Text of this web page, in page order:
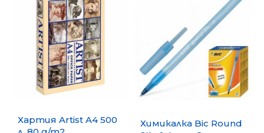
Хартия Artist A4 500
Химикалка Bic Round